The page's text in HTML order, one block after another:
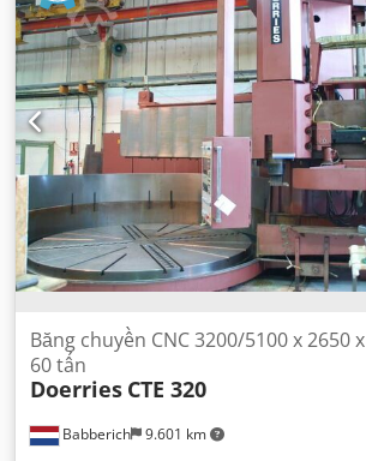
Babberich 9.601 km
Băng chuyền CNC 3200/5100 x 2650 x
60 tấn
Doerries CTE 320